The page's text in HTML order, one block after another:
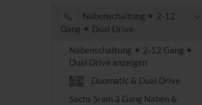
Nabenschaltung ✶ 2-12
Gang ✶ Dual Drive
Nabenschaltung ✶ 2-12 Gang ✶
Dual Drive anzeigen
Duomatic & Dual Drive
Sachs Sram 3 Gang Naben &